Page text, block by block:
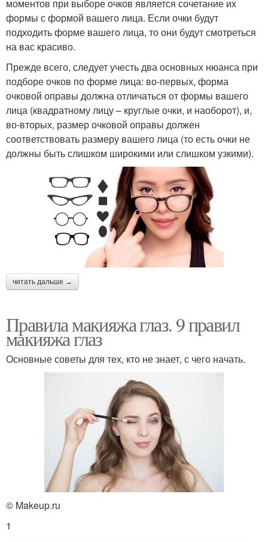
моментов при выборе очков является сочетание их
формы с формой вашего лица. Если очки будут
подходить форме вашего лица, то они будут смотреться
на вас красиво.
Прежде всего, следует учесть два основных нюанса при
подборе очков по форме лица: во-первых, форма
очковой оправы должна отличаться от формы вашего
лица (квадратному лицу – круглые очки, и наоборот), и,
во-вторых, размер очковой оправы должен
соответствовать размеру вашего лица (то есть очки не
должны быть слишком широкими или слишком узкими).
читать дальше →
Правила макияжа глаз. 9 правил
макияжа глаз
Основные советы для тех, кто не знает, с чего начать.
© Makeup.ru
1